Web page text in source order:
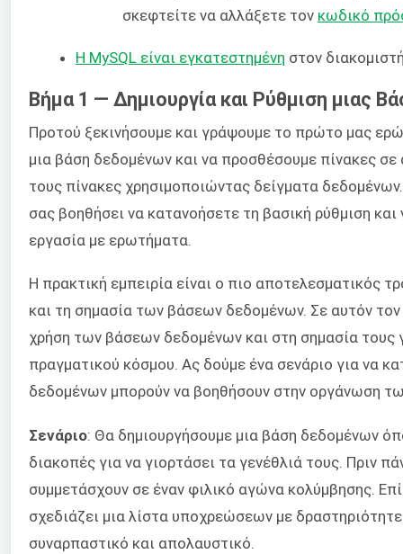
σκεφτείτε να αλλάξετε τον κωδικό
Η MySQL είναι εγκατεστημένη στον
Βήμα 1 — Δημιουργία και Ρύθμιση μιας
Προτού ξεκινήσουμε και γράψουμε το πρώτο μας
μια βάση δεδομένων και να προσθέσουμε πίνακες
τους πίνακες χρησιμοποιώντας δείγματα
σας βοηθήσει να κατανοήσετε τη βασική ρύθμιση
εργασία με ερωτήματα.
Η πρακτική εμπειρία είναι ο πιο αποτελεσματικός
και τη σημασία των βάσεων δεδομένων. Σε αυτόν
χρήση των βάσεων δεδομένων και στη σημασία τους
πραγματικού κόσμου. Ας δούμε ένα σενάριο για να
δεδομένων μπορούν να βοηθήσουν στην οργάνωση
Σενάριο: Θα δημιουργήσουμε μια βάση δεδομένων
διακοπές για να γιορτάσει τα γενέθλιά τους. Πριν
συμμετάσχουν σε έναν φιλικό αγώνα κολύμβησης.
σχεδιάζει μια λίστα υποχρεώσεων με
συναρπαστικό και απολαυστικό.